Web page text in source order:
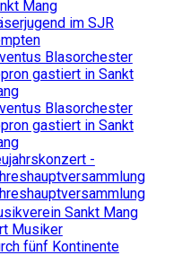
Mang
im SJR
Blasorchester
gastiert in Sankt
Blasorchester
gastiert in Sankt
-
Sankt Mang
Musiker
fünf Kontinente